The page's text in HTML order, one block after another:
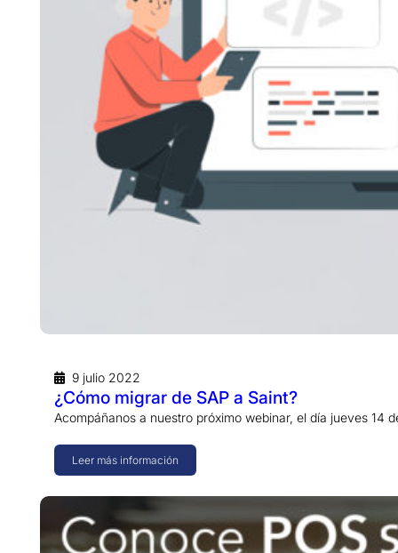
9 julio 2022
¿Cómo migrar de SAP a Saint?
Acompáñanos a nuestro próximo webinar, el día jueves 14
Leer más información